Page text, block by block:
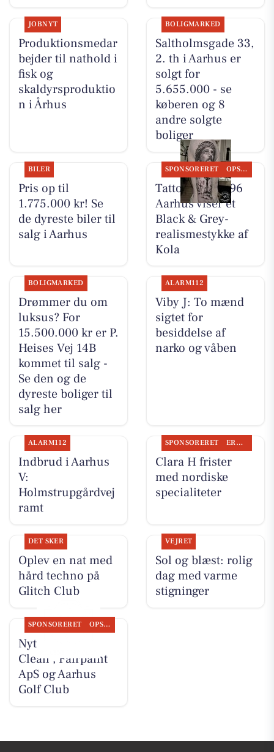
JOBNYT
Produktionsmedar
bejder til nathold i
fisk og
skaldyrsproduktio
n i Århus
BOLIGMARKED
Saltholmsgade 33,
2. th i Aarhus er
solgt for
5.655.000 - se
køberen og 8
andre solgte
boliger
BILER
Pris op til
1.775.000 kr! Se
de dyreste biler til
salg i Aarhus
SPONSORERET OPSLAGSTAVLEN
Tattoo Studio 96
Aarhus viser et
Black & Grey-
realismestykke af
Kola
BOLIGMARKED
Drømmer du om
luksus? For
15.500.000 kr er P.
Heises Vej 14B
kommet til salg -
Se den og de
dyreste boliger til
salg her
ALARM112
Viby J: To mænd
sigtet for
besiddelse af
narko og våben
ALARM112
Indbrud i Aarhus
V:
Holmstrupgårdvej
ramt
SPONSORERET ERHVERV
Clara H frister
med nordiske
specialiteter
DET SKER
Oplev en nat med
hård techno på
Glitch Club
VEJRET
Sol og blæst: rolig
dag med varme
stigninger
SPONSORERET OPSLAGSTAVLEN
Nyt fra Classic
Clean , Fairpaint
ApS og Aarhus
Golf Club